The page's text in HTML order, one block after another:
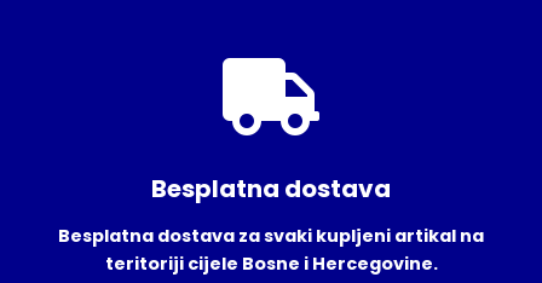
Besplatna dostava
Besplatna dostava za svaki kupljeni artikal na
teritoriji cijele Bosne i Hercegovine.